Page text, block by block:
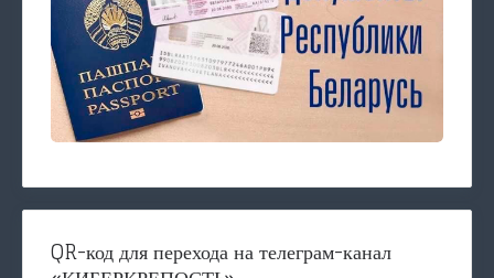
QR-код для перехода на телеграм-канал